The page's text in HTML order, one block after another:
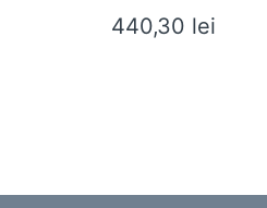
440,30 lei
Acest produs are